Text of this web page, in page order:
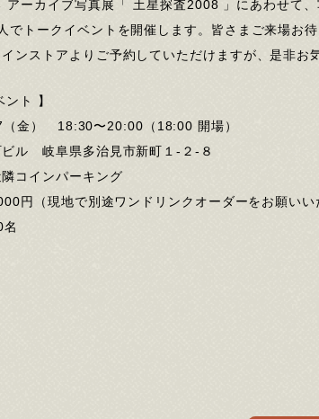
アーカイブ写真展「 土星探査2008 」にあわせて
でトークイベントを開催します。皆さまご来場お待
ンストアよりご予約していただけますが、是非お
ント 】
（金） 18:30〜20:00（18:00 開場）
ビル 岐阜県多治見市新町１-２-８
隣コインパーキング
円（現地で別途ワンドリンクオーダーをお願いい
名